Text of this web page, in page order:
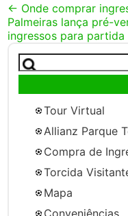
Post
navigation
← Onde comprar
Palmeiras lança pré-
ingressos para
Pesquisar
por:
Tour Virtual
Allianz Parque
Compra de
Torcida
Mapa
Conveniências